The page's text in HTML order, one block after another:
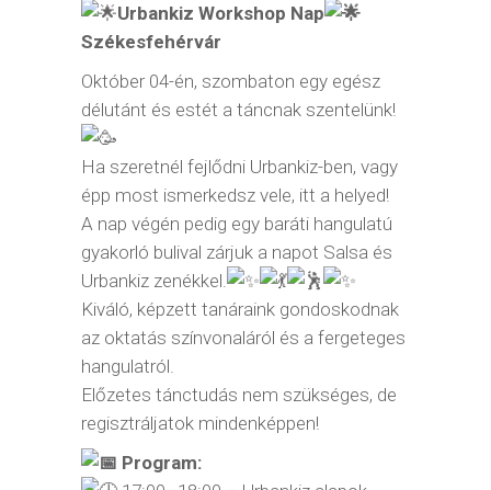
Urbankiz Workshop Nap
Székesfehérvár
Október 04-én, szombaton egy egész
délutánt és estét a táncnak szentelünk!
Ha szeretnél fejlődni Urbankiz-ben, vagy
épp most ismerkedsz vele, itt a helyed!
A nap végén pedig egy baráti hangulatú
gyakorló bulival zárjuk a napot Salsa és
Urbankiz zenékkel.
Kiváló, képzett tanáraink gondoskodnak
az oktatás színvonaláról és a fergeteges
hangulatról.
Előzetes tánctudás nem szükséges, de
regisztráljatok mindenképpen!
Program: